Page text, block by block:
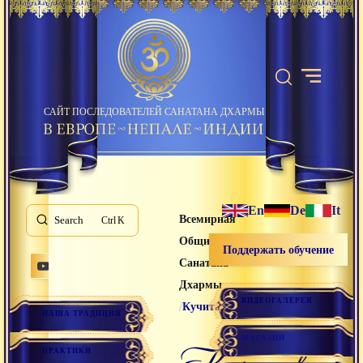
САЙТ ПОСЛЕДОВАТЕЛЕЙ САНАТАНА ДХАРМЫ
Search K
НАША ТРАДИЦИЯ
ПРАКТИКИ
Всемирная
Община
Санатана
Дхармы
/Кучитака
En De It
Поддержать обучение
ВИДЕОГАЛЕРЕЯ
МАГАЗИН